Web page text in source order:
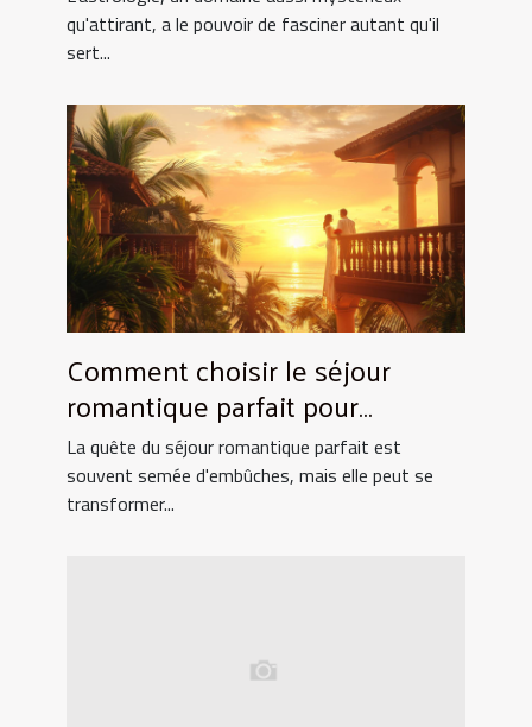
qu'attirant, a le pouvoir de fasciner autant qu'il
sert...
Comment choisir le séjour
romantique parfait pour
surprendre votre partenaire
La quête du séjour romantique parfait est
souvent semée d'embûches, mais elle peut se
transformer...